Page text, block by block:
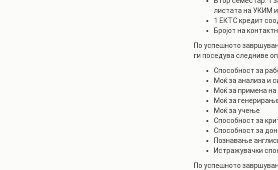
листата на УКИМ
1 ЕКТС кредит
Бројот на
По успешното
ги поседува следниве
Способност за
Моќ за анализа и
Моќ за примена
Моќ за
Моќ за учење
Способност за
Способност за
Познавање
Истражувачки
По успешното